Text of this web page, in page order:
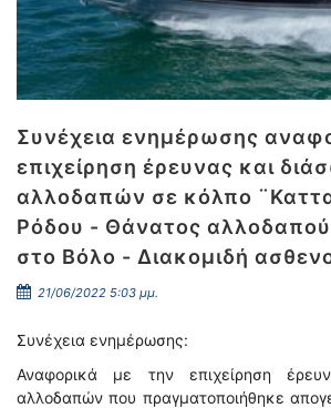
Συνέχεια ενημέρωσης
επιχείρηση έρευνας και
αλλοδαπών σε κόλπο
Ρόδου - Θάνατος αλλοδαπού
στο Βόλο - Διακομιδή
21/06/2022 5:03 μμ.
Συνέχεια ενημέρωσης:
Αναφορικά με την επιχείρηση
αλλοδαπών που πραγματοποιήθηκε